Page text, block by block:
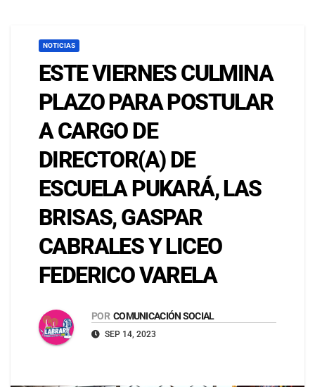
NOTICIAS
ESTE VIERNES CULMINA
PLAZO PARA POSTULAR
A CARGO DE
DIRECTOR(A) DE
ESCUELA PUKARÁ, LAS
BRISAS, GASPAR
CABRALES Y LICEO
FEDERICO VARELA
POR COMUNICACIÓN SOCIAL
SEP 14, 2023